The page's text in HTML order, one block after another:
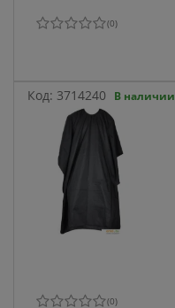
(0)
Код: 3714240 В наличии
(0)